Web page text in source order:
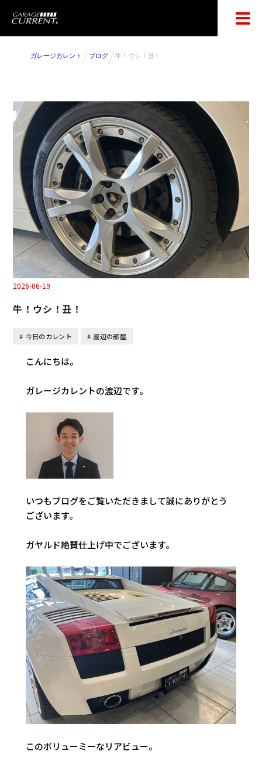
ガレージカレント ブログ 牛！ウシ！丑！
2026-06-19
牛！ウシ！丑！
今日のカレント 渡辺の部屋
こんにちは。
ガレージカレントの渡辺です。
いつもブログをご覧いただきまして誠にありがとう
ございます。
ガヤルド絶賛仕上げ中でございます。
このボリューミーなリアビュー。